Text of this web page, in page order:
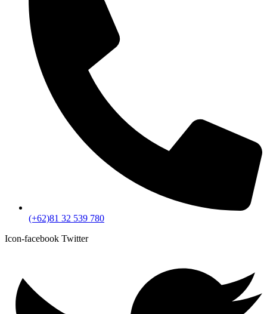
(+62)81 32 539 780
Icon-facebook Twitter